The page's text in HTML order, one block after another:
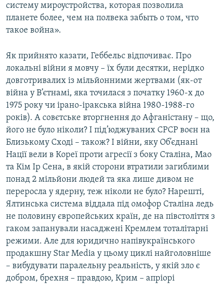
систему мироустройства, которая позволила
планете более, чем на полвека забыть о том, что
такое война».
Як прийнято казати, Геббельс відпочиває. Про
локальні війни я мовчу – їх були десятки, нерідко
довготривалих із мільйонними жертвами (як-от
війна у В’єтнамі, яка точилася з початку 1960-х до
1975 року чи ірано-іракська війна 1980-1988-го
років). А совєтське вторгнення до Афганістану – що,
його не було ніколи? І під’юджуваних СРСР воєн на
Близькому Сході – також? І війни, яку Об’єднані
Нації вели в Кореї проти агресії з боку Сталіна, Мао
та Кім Ір Сена, в якій сторони втратили загиблими
понад 2 мільйони людей та яка лише дивом не
переросла у ядерну, теж ніколи не було? Нарешті,
Ялтинська система віддала під омофор Сталіна ледь
не половину європейських країн, де на півстоліття з
гаком запанували насаджені Кремлем тоталітарні
режими. Але для юридично напівукраїнського
продакшну Star Media у цьому циклі найголовніше
– вибудувати паралельну реальність, у якій зло є
добром, брехня – правдою, Крим – апріорі